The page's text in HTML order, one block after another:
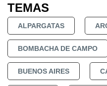
TEMAS
ALPARGATAS
BOMBACHA DE CAMPO
BUENOS AIRES